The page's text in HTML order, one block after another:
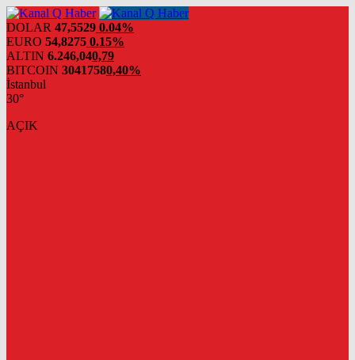
DOLAR 47,5529 0.04%
EURO 54,8275 0.15%
ALTIN 6.246,040,79
BITCOIN 30417580,40%
İstanbul
30°
AÇIK